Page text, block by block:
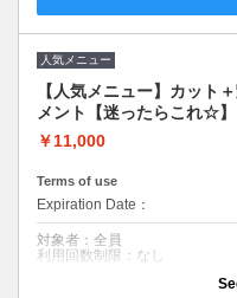
人気メニュー
【人気メニュー】カット
メント【迷ったらこれ☆】
￥11,000
Terms of use
Expiration Date：
対象者：全員
利用回数制限：なし